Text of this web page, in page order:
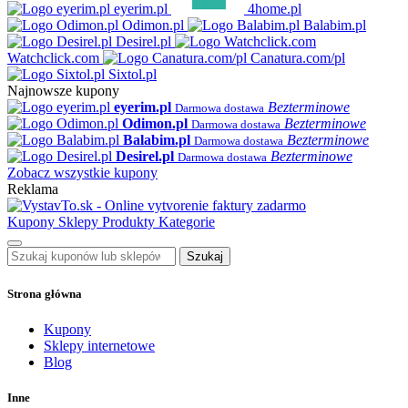
eyerim.pl
4home.pl
Odimon.pl
Balabim.pl
Desirel.pl
Watchclick.com
Canatura.com/pl
Sixtol.pl
Najnowsze kupony
eyerim.pl Darmowa dostawa Bezterminowe
Odimon.pl Darmowa dostawa Bezterminowe
Balabim.pl Darmowa dostawa Bezterminowe
Desirel.pl Darmowa dostawa Bezterminowe
Zobacz wszystkie kupony
Reklama
Kupony Sklepy Produkty Kategorie
Szukaj
Strona główna
Kupony
Sklepy internetowe
Blog
Inne